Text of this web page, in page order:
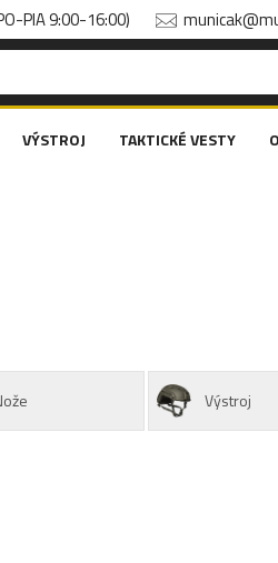
PIA 9:00-16:00)
VÝSTROJ TAKTICKÉ VESTY
Výstroj